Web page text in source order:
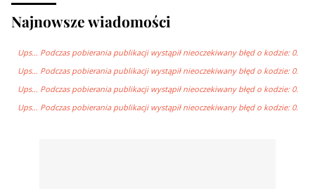
Najnowsze wiadomości
Ups… Podczas pobierania publikacji wystąpił nieoczekiwany błęd o kodzie: 0.
Ups… Podczas pobierania publikacji wystąpił nieoczekiwany błęd o kodzie: 0.
Ups… Podczas pobierania publikacji wystąpił nieoczekiwany błęd o kodzie: 0.
Ups… Podczas pobierania publikacji wystąpił nieoczekiwany błęd o kodzie: 0.